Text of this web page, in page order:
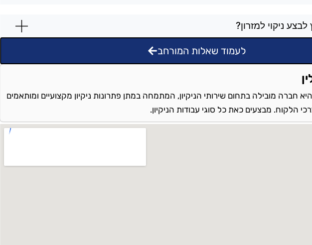
ניקוי למזרון?
לעמוד שאלות המורחב
חברה מובילה בתחום שירותי הניקיון, המתמחה במתן פתרונות ניקיון מקצועיים ומותאמים
הלקוח. מבצעים כאת כל סוגי עבודות הניקיון.